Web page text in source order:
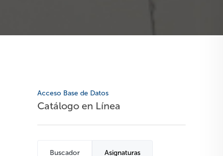
Acceso Base de Datos
Catálogo en Línea
Buscador Asignaturas